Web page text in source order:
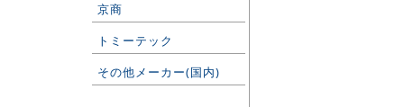
京商
トミーテック
その他メーカー(国内)